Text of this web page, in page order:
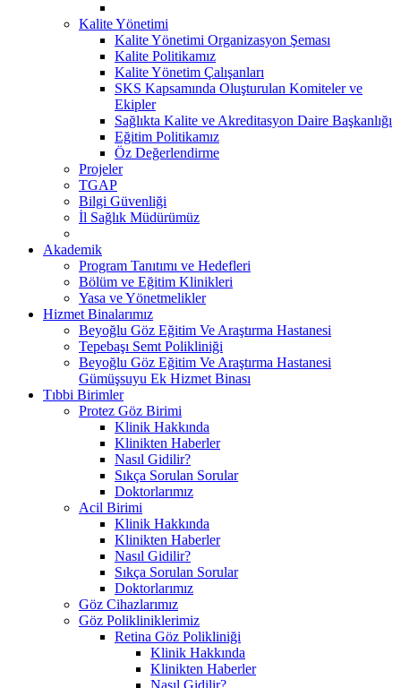
Kalite Yönetimi
Kalite Yönetimi Organizasyon Şeması
Kalite Politikamız
Kalite Yönetim Çalışanları
SKS Kapsamında Oluşturulan Komiteler ve
Ekipler
Sağlıkta Kalite ve Akreditasyon Daire Başkanlığı
Eğitim Politikamız
Öz Değerlendirme
Projeler
TGAP
Bilgi Güvenliği
İl Sağlık Müdürümüz
Akademik
Program Tanıtımı ve Hedefleri
Bölüm ve Eğitim Klinikleri
Yasa ve Yönetmelikler
Hizmet Binalarımız
Beyoğlu Göz Eğitim Ve Araştırma Hastanesi
Tepebaşı Semt Polikliniği
Beyoğlu Göz Eğitim Ve Araştırma Hastanesi
Gümüşsuyu Ek Hizmet Binası
Tıbbi Birimler
Protez Göz Birimi
Klinik Hakkında
Klinikten Haberler
Nasıl Gidilir?
Sıkça Sorulan Sorular
Doktorlarımız
Acil Birimi
Klinik Hakkında
Klinikten Haberler
Nasıl Gidilir?
Sıkça Sorulan Sorular
Doktorlarımız
Göz Cihazlarımız
Göz Polikliniklerimiz
Retina Göz Polikliniği
Klinik Hakkında
Klinikten Haberler
Nasıl Gidilir?